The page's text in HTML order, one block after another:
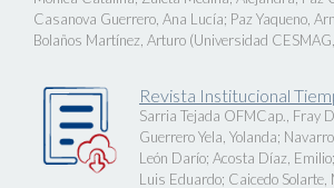
Casanova Guerrero, Ana Lucía; Paz Yaqueno,
Bolaños Martínez, Arturo (Universidad CESMAG
Revista Institucional
Sarria Tejada OFMCap., Fray
Guerrero Yela, Yolanda;
León Darío; Acosta Díaz, Emilio;
Luis Eduardo; Caicedo Solarte,